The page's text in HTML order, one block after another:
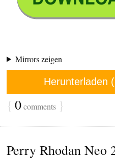
Mirrors zeigen
Herunterladen
{ 0comments }
Perry Rhodan Neo